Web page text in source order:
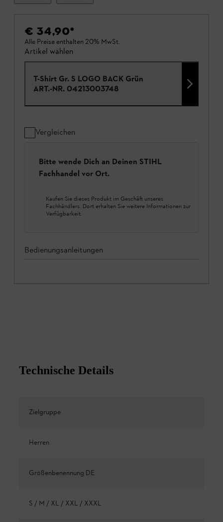
€ 34,90*
Alle Preise enthalten 20% MwSt.
Artikel wählen
T-Shirt Gr. S LOGO BACK Grün
ART.-NR. 04213003748
Vergleichen
Bitte wende Dich an Deinen STIHL
Fachhandel vor Ort.
Kaufen Sie dieses Produkt im Geschäft unseres
Fachhändlers. Dort erhalten Sie weitere Informationen zur
Verfügbarkeit.
Bedienungsanleitungen
Technische Details
Zielgruppe
Herren
Größenbenennung DE
S / M / XL / XXL / XXXL